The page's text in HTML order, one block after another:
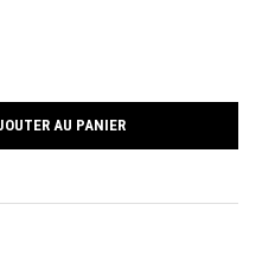
AU PANIER